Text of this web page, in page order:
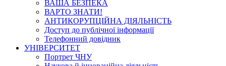
ВАША БЕЗПЕКА
ВАРТО ЗНАТИ!
АНТИКОРУПЦІЙНА ДІЯЛЬНІСТЬ
Доступ до публічної інформації
Телефонний довідник
УНІВЕРСИТЕТ
Портрет ЧНУ